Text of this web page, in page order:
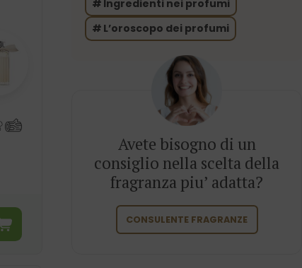
Ingredienti nei profumi
L’oroscopo dei profumi
Avete bisogno di un
consiglio nella scelta della
fragranza piu’ adatta?
CONSULENTE FRAGRANZE